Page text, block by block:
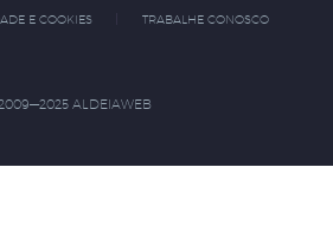
E COOKIES TRABALHE CONOSCO
ALDEIAWEB